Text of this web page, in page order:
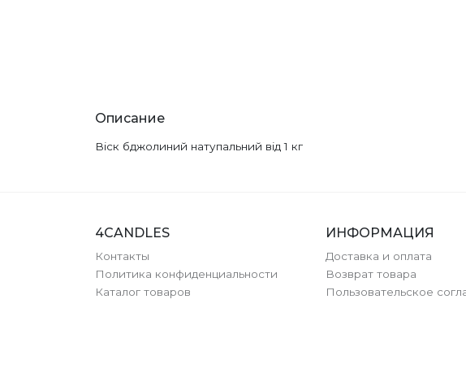
Описание
Віск бджолиний натупальний від 1 кг
4CANDLES
Контакты
Политика конфиденциальности
Каталог товаров
ИНФОРМАЦИЯ
Доставка и оплата
Возврат товара
Пользовательское